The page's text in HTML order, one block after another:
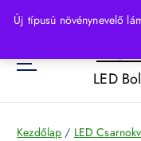
Új típusú növénynevelő
p
o
LED
Kezdőlap / LED